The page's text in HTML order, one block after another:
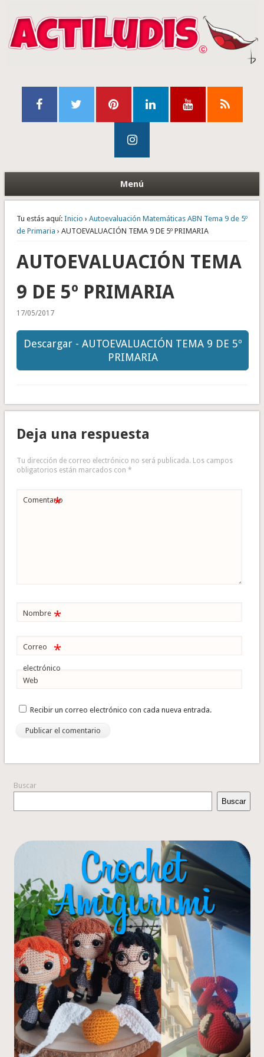
Menú
Tu estás aquí: Inicio › Autoevaluación Matemáticas ABN Tema 9 de 5º
de Primaria › AUTOEVALUACIÓN TEMA 9 DE 5º PRIMARIA
AUTOEVALUACIÓN TEMA
9 DE 5º PRIMARIA
17/05/2017
Descargar - AUTOEVALUACIÓN TEMA 9 DE 5º
PRIMARIA
Deja una respuesta
Tu dirección de correo electrónico no será publicada. Los campos
obligatorios están marcados con *
Comentario
*
Nombre *
Correo
electrónico
*
Web
Recibir un correo electrónico con cada nueva entrada.
Buscar
Buscar